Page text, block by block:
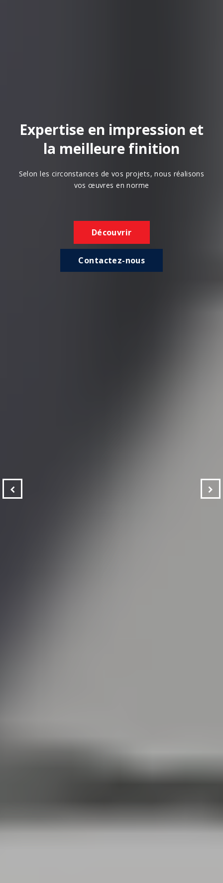
Expertise en impression et
la meilleure finition
Selon les circonstances de vos projets, nous réalisons
vos œuvres en norme
Découvrir
Contactez-nous